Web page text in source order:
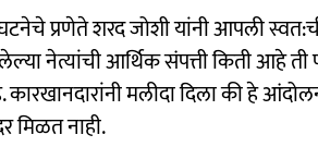
प्रणेते शरद जोशी यांनी आपली स्वत:ची
नेत्यांची आर्थिक संपत्ती किती आहे ती
मलीदा दिला की हे
मिळत नाही.